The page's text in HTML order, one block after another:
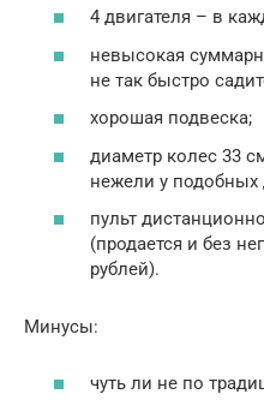
4 двигателя – в
невысокая
не так быстро
хорошая подвеска;
диаметр колес 33
нежели у подобных
пульт
(продается и без
рублей).
Минусы:
чуть ли не по